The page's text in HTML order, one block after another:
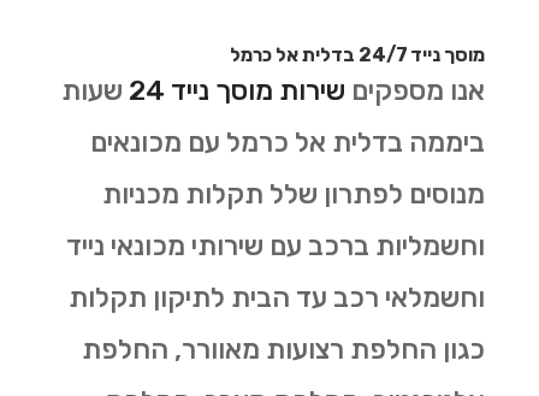
מוסך נייד 24/7 בדלית אל כרמל
אנו מספקים שירות מוסך נייד 24
שעות
ביממה בדלית אל כרמל עם מכונאים
מנוסים לפתרון שלל תקלות מכניות
וחשמליות ברכב עם שירותי מכונאי נייד
וחשמלאי רכב עד הבית לתיקון תקלות
כגון החלפת רצועות מאוורר, החלפת